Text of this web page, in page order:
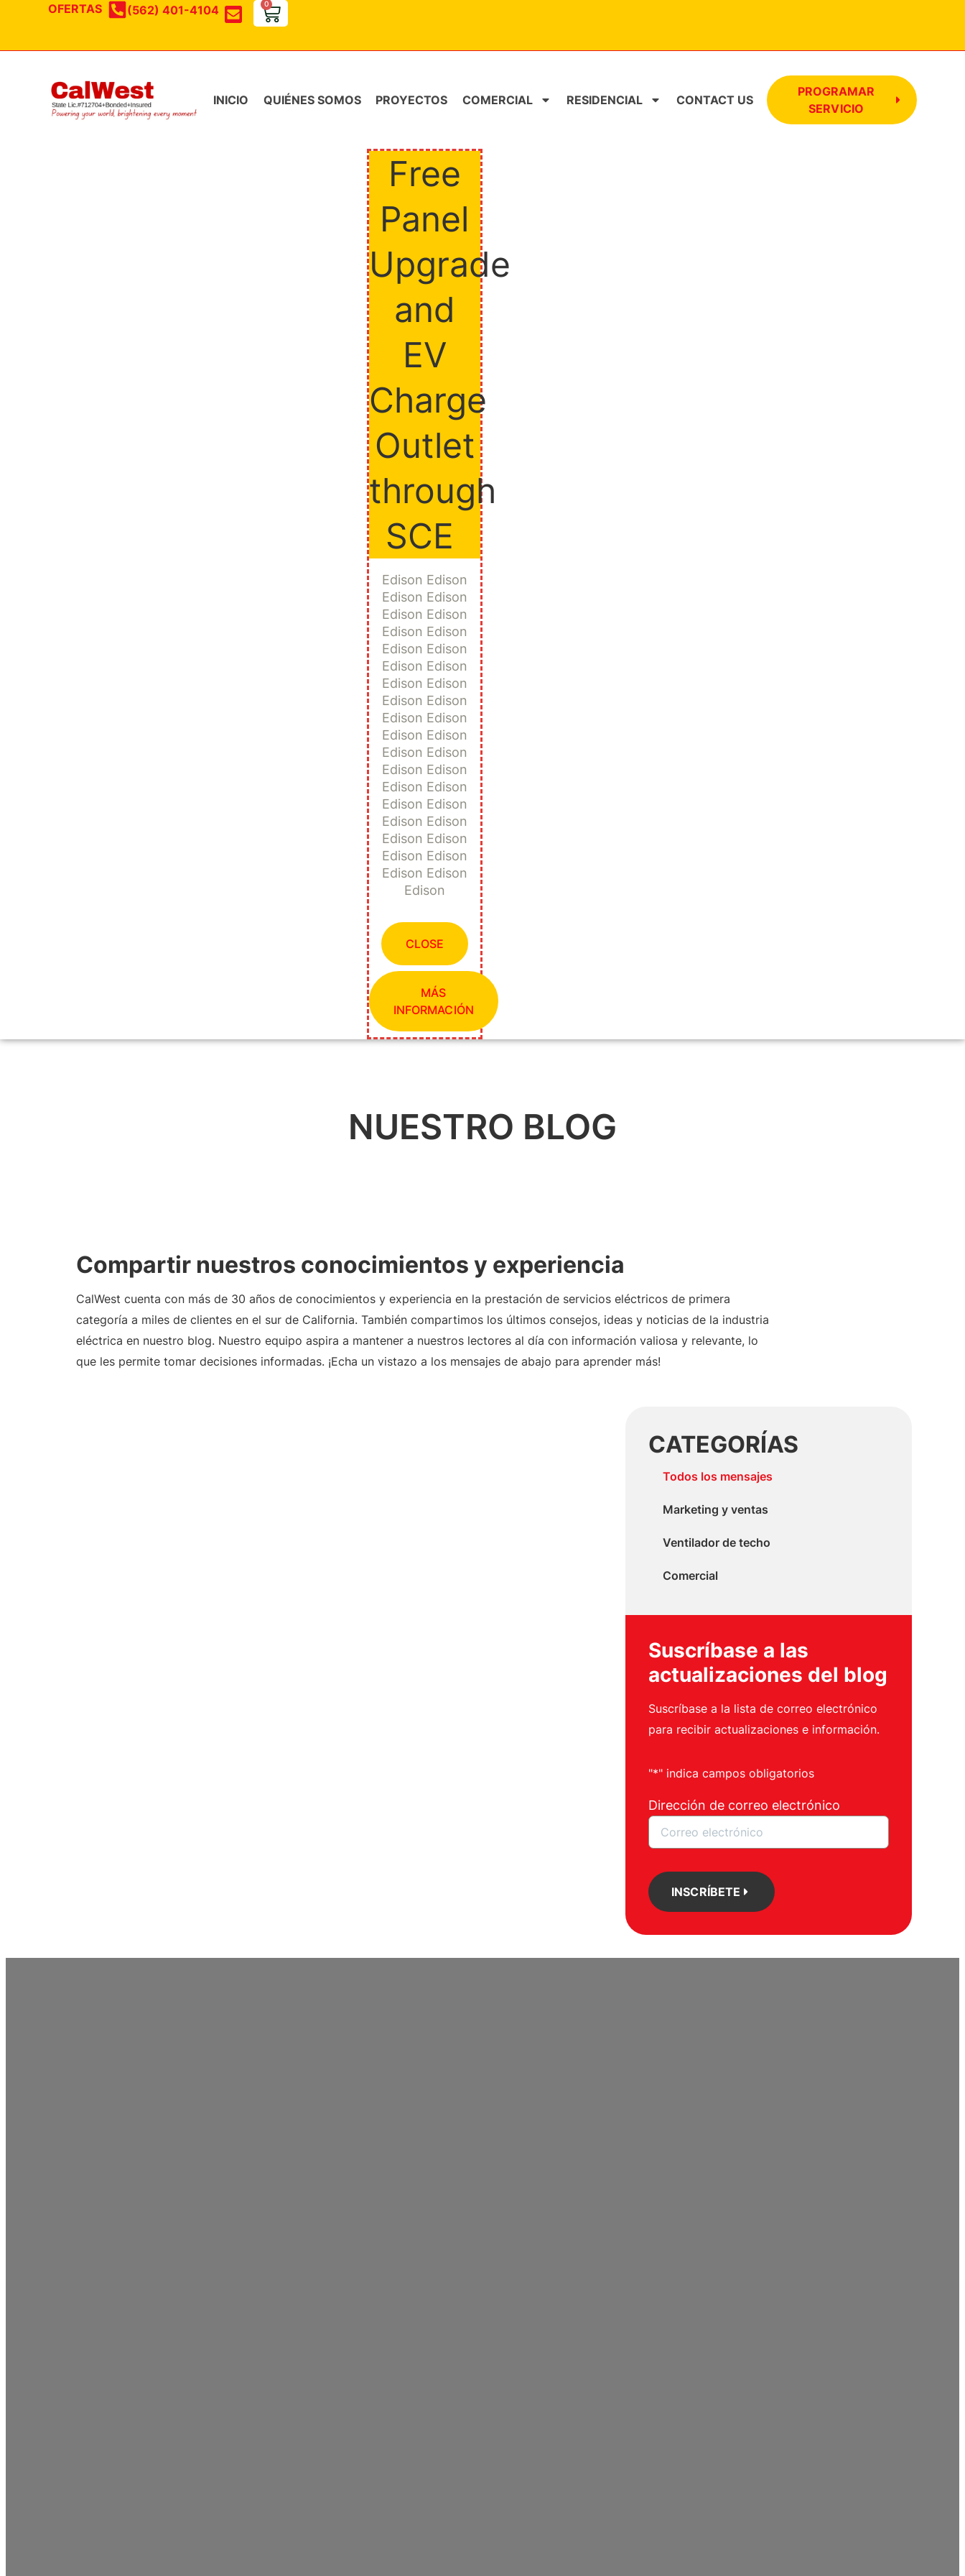
Buscar:OFERTAS (562) 401-4104 0
INICIO QUIÉNES SOMOS PROYECTOS COMERCIAL RESIDENCIAL CONTACT US
PROGRAMAR
SERVICIO
Free
Panel
Upgrade
and
EV
Charge
Outlet
through
SCE
Edison Edison
Edison Edison
Edison Edison
Edison Edison
Edison Edison
Edison Edison
Edison Edison
Edison Edison
Edison Edison
Edison Edison
Edison Edison
Edison Edison
Edison Edison
Edison Edison
Edison Edison
Edison Edison
Edison Edison
Edison Edison
Edison
CLOSE
MÁS
INFORMACIÓN
NUESTRO BLOG
Compartir nuestros conocimientos y experiencia
CalWest cuenta con más de 30 años de conocimientos y experiencia en la prestación de servicios eléctricos de primera
categoría a miles de clientes en el sur de California. También compartimos los últimos consejos, ideas y noticias de la industria
eléctrica en nuestro blog. Nuestro equipo aspira a mantener a nuestros lectores al día con información valiosa y relevante, lo
que les permite tomar decisiones informadas. ¡Echa un vistazo a los mensajes de abajo para aprender más!
CATEGORÍAS
Todos los mensajes
Marketing y ventas
Ventilador de techo
Comercial
Suscríbase a las
actualizaciones del blog
Suscríbase a la lista de correo electrónico
para recibir actualizaciones e información.
"*" indica campos obligatorios
Dirección de correo electrónico
INSCRÍBETE